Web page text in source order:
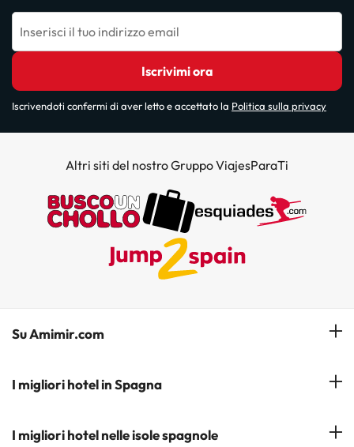
Inserisci il tuo indirizzo email
Iscrivimi ora
Iscrivendoti confermi di aver letto e accettato la Politica sulla privacy
Altri siti del nostro Gruppo ViajesParaTi
Su Amimir.com
Il Nostro Team
Iscrivetevi alla nostra newsletter
I migliori hotel in Spagna
Hotel a Salou
I migliori hotel nelle isole spagnole